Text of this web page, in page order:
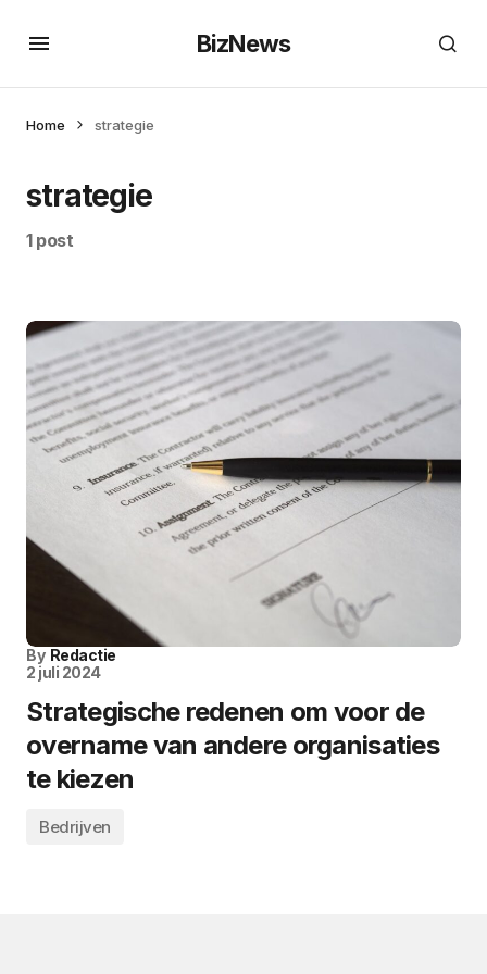
BizNews
Home strategie
strategie
1 post
By Redactie
2 juli 2024
Strategische redenen om voor de
overname van andere organisaties
te kiezen
Bedrijven